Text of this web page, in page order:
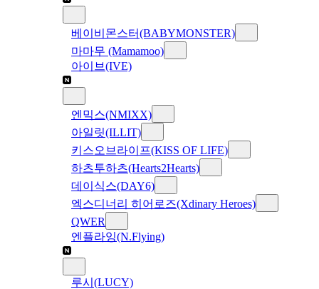
베이비몬스터(BABYMONSTER)
마마무 (Mamamoo)
아이브(IVE)
엔믹스(NMIXX)
아일릿(ILLIT)
키스오브라이프(KISS OF LIFE)
하츠투하츠(Hearts2Hearts)
데이식스(DAY6)
엑스디너리 히어로즈(Xdinary Heroes)
QWER
엔플라잉(N.Flying)
루시(LUCY)